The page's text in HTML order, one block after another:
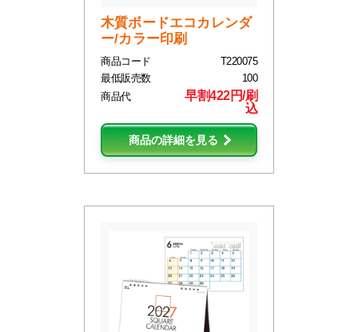
木質ボードエコカレンダ
ー/カラー印刷
商品コード
T220075
最低販売数
100
商品代
早割422円/刷
込
商品の詳細を見る